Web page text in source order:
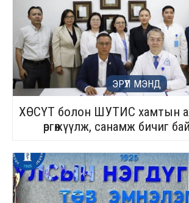
ЭРҮҮЛ МЭНД
ХӨСҮТ болон ШУТИС хамтын
өргөжүүлж, санамж бичиг